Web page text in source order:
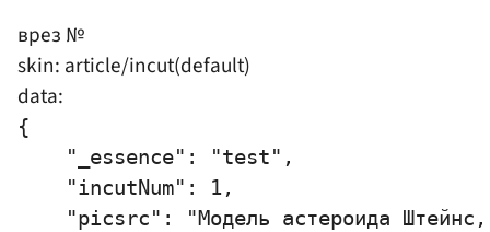
врез №
skin: article/incut(default)
data:
{
    "_essence": "test",
    "incutNum": 1,
"picsrc": "Модель астероида